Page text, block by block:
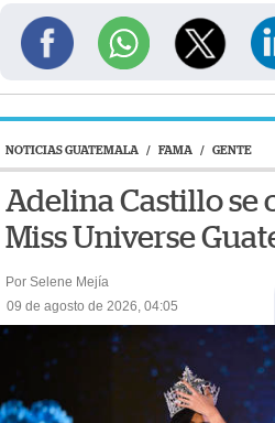
NOTICIAS GUATEMALA / FAMA / GENTE
Adelina Castillo se
Miss Universe
Por Selene Mejía
09 de agosto de 2026, 04:05